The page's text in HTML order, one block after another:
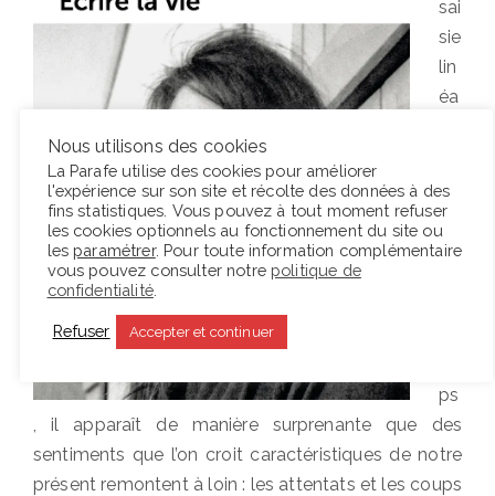
sai
sie
lin
éa
pa
ss
ag
ps
, il apparaît de manière surprenante que des
sentiments que l’on croit caractéristiques de notre
présent remontent à loin : les attentats et les coups
Nous utilisons des cookies
La Parafe utilise des cookies pour améliorer
l'expérience sur son site et récolte des données à des
fins statistiques. Vous pouvez à tout moment refuser
les cookies optionnels au fonctionnement du site ou
les paramétrer. Pour toute information complémentaire
vous pouvez consulter notre politique de
confidentialité.
Refuser Accepter et continuer